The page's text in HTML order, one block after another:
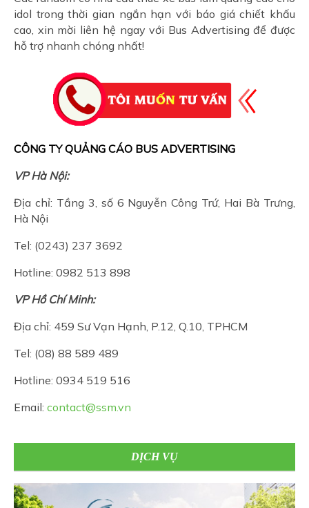
idol trong thời gian ngắn hạn với báo giá chiết khấu
cao, xin mời liên hệ ngay với Bus Advertising để được
hỗ trợ nhanh chóng nhất!
CÔNG TY QUẢNG CÁO BUS ADVERTISING
VP Hà Nội:
Địa chỉ: Tầng 3, số 6 Nguyễn Công Trứ, Hai Bà Trưng,
Hà Nội
Tel: (0243) 237 3692
Hotline: 0982 513 898
VP Hồ Chí Minh:
Địa chỉ: 459 Sư Vạn Hạnh, P.12, Q.10, TPHCM
Tel: (08) 88 589 489
Hotline: 0934 519 516
Email: contact@ssm.vn
DỊCH VỤ